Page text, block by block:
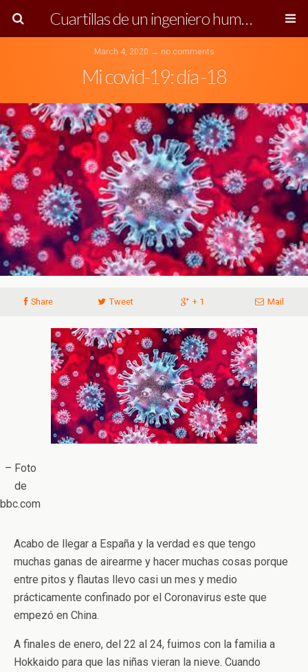
Cuartillas de un ingeniero humanista
March 4, 2020 ↔ no comments
Mi covid-19: día -18
Share Tweet + 1 Mail
– Foto
de
bbc.com
Acabo de llegar a España y la verdad es que tengo
muchas ganas de airearme y hacer muchas cosas porque
entre pitos y flautas llevo casi un mes y medio
prácticamente confinado por el Coronavirus este que
empezó en China.
A finales de enero, del 22 al 24, fuimos con la familia a
Hokkaido para que las niñas vieran la nieve. Cuando